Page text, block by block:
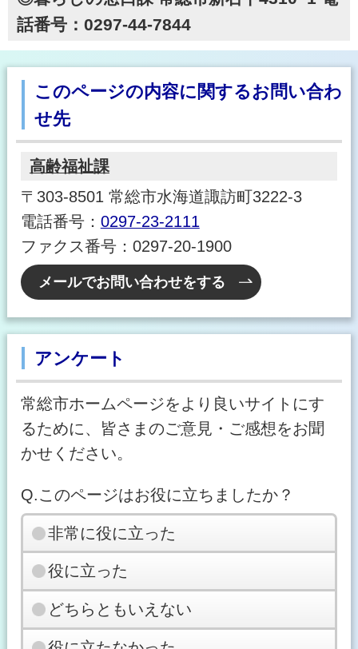
話番号：0297-44-7844
このページの内容に関するお問い合わ
せ先
高齢福祉課
〒303-8501 常総市水海道諏訪町3222-3
電話番号： 0297-23-2111
ファクス番号：0297-20-1900
メールでお問い合わせをする
アンケート
常総市ホームページをより良いサイトにす
るために、皆さまのご意見・ご感想をお聞
かせください。
Q.このページはお役に立ちましたか？
非常に役に立った
役に立った
どちらともいえない